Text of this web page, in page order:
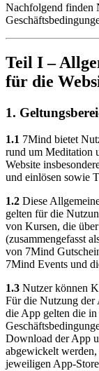
Nachfolgend finden
Teil I –
für die
1.
1.1 7Mind bietet
rund um Meditation
Website
und einlösen sowie
1.2 Diese
gelten für die
von Kursen, die
(zusammengefasst
von 7Mind
7Mind Events und
1.3 Nutzer können
Für die Nutzung
die App gelten die
Download der App
abgewickelt
jeweiligen App-